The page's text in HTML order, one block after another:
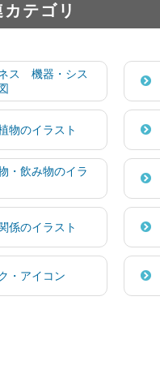
カテゴリ
ス 機器・シス
物のイラスト
・飲み物のイラ
係のイラスト
・アイコン